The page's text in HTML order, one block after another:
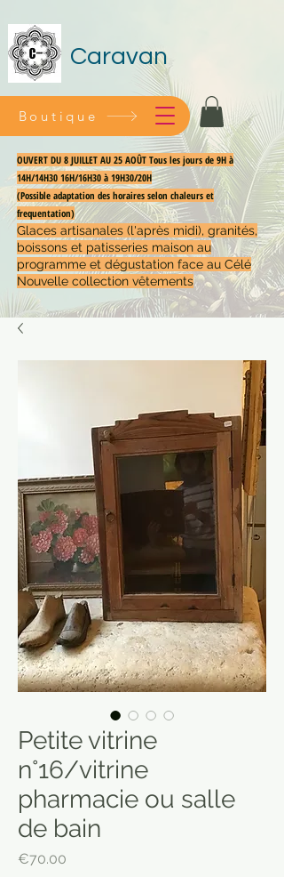
Caravan
OUVERT DU 8 JUILLET AU 25 AOÛT Tous les jours de 9H à
14H/14H30 16H/16H30 à 19H30/20H
(Possible adaptation des horaires selon chaleurs et
frequentation)
Glaces artisanales (l'après midi), granités,
boissons et patisseries maison au
programme et dégustation face au Célé
Nouvelle collection vêtements
Boutique
Petite vitrine
n°16/vitrine
pharmacie ou salle
de bain
€70.00